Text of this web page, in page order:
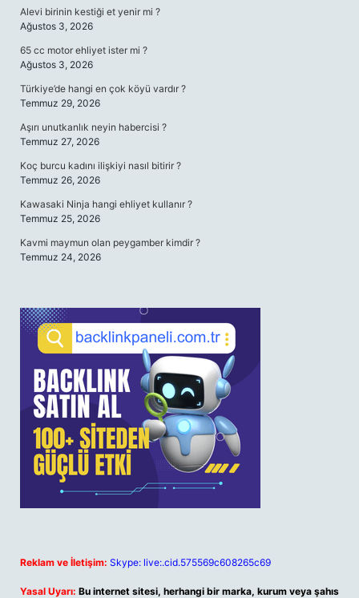
Alevi birinin kestiği et yenir mi ?
Ağustos 3, 2026
65 cc motor ehliyet ister mi ?
Ağustos 3, 2026
Türkiye’de hangi en çok köyü vardır ?
Temmuz 29, 2026
Aşırı unutkanlık neyin habercisi ?
Temmuz 27, 2026
Koç burcu kadını ilişkiyi nasıl bitirir ?
Temmuz 26, 2026
Kawasaki Ninja hangi ehliyet kullanır ?
Temmuz 25, 2026
Kavmi maymun olan peygamber kimdir ?
Temmuz 24, 2026
Reklam ve İletişim: Skype: live:.cid.575569c608265c69
Yasal Uyarı: Bu internet sitesi, herhangi bir marka, kurum veya şahıs